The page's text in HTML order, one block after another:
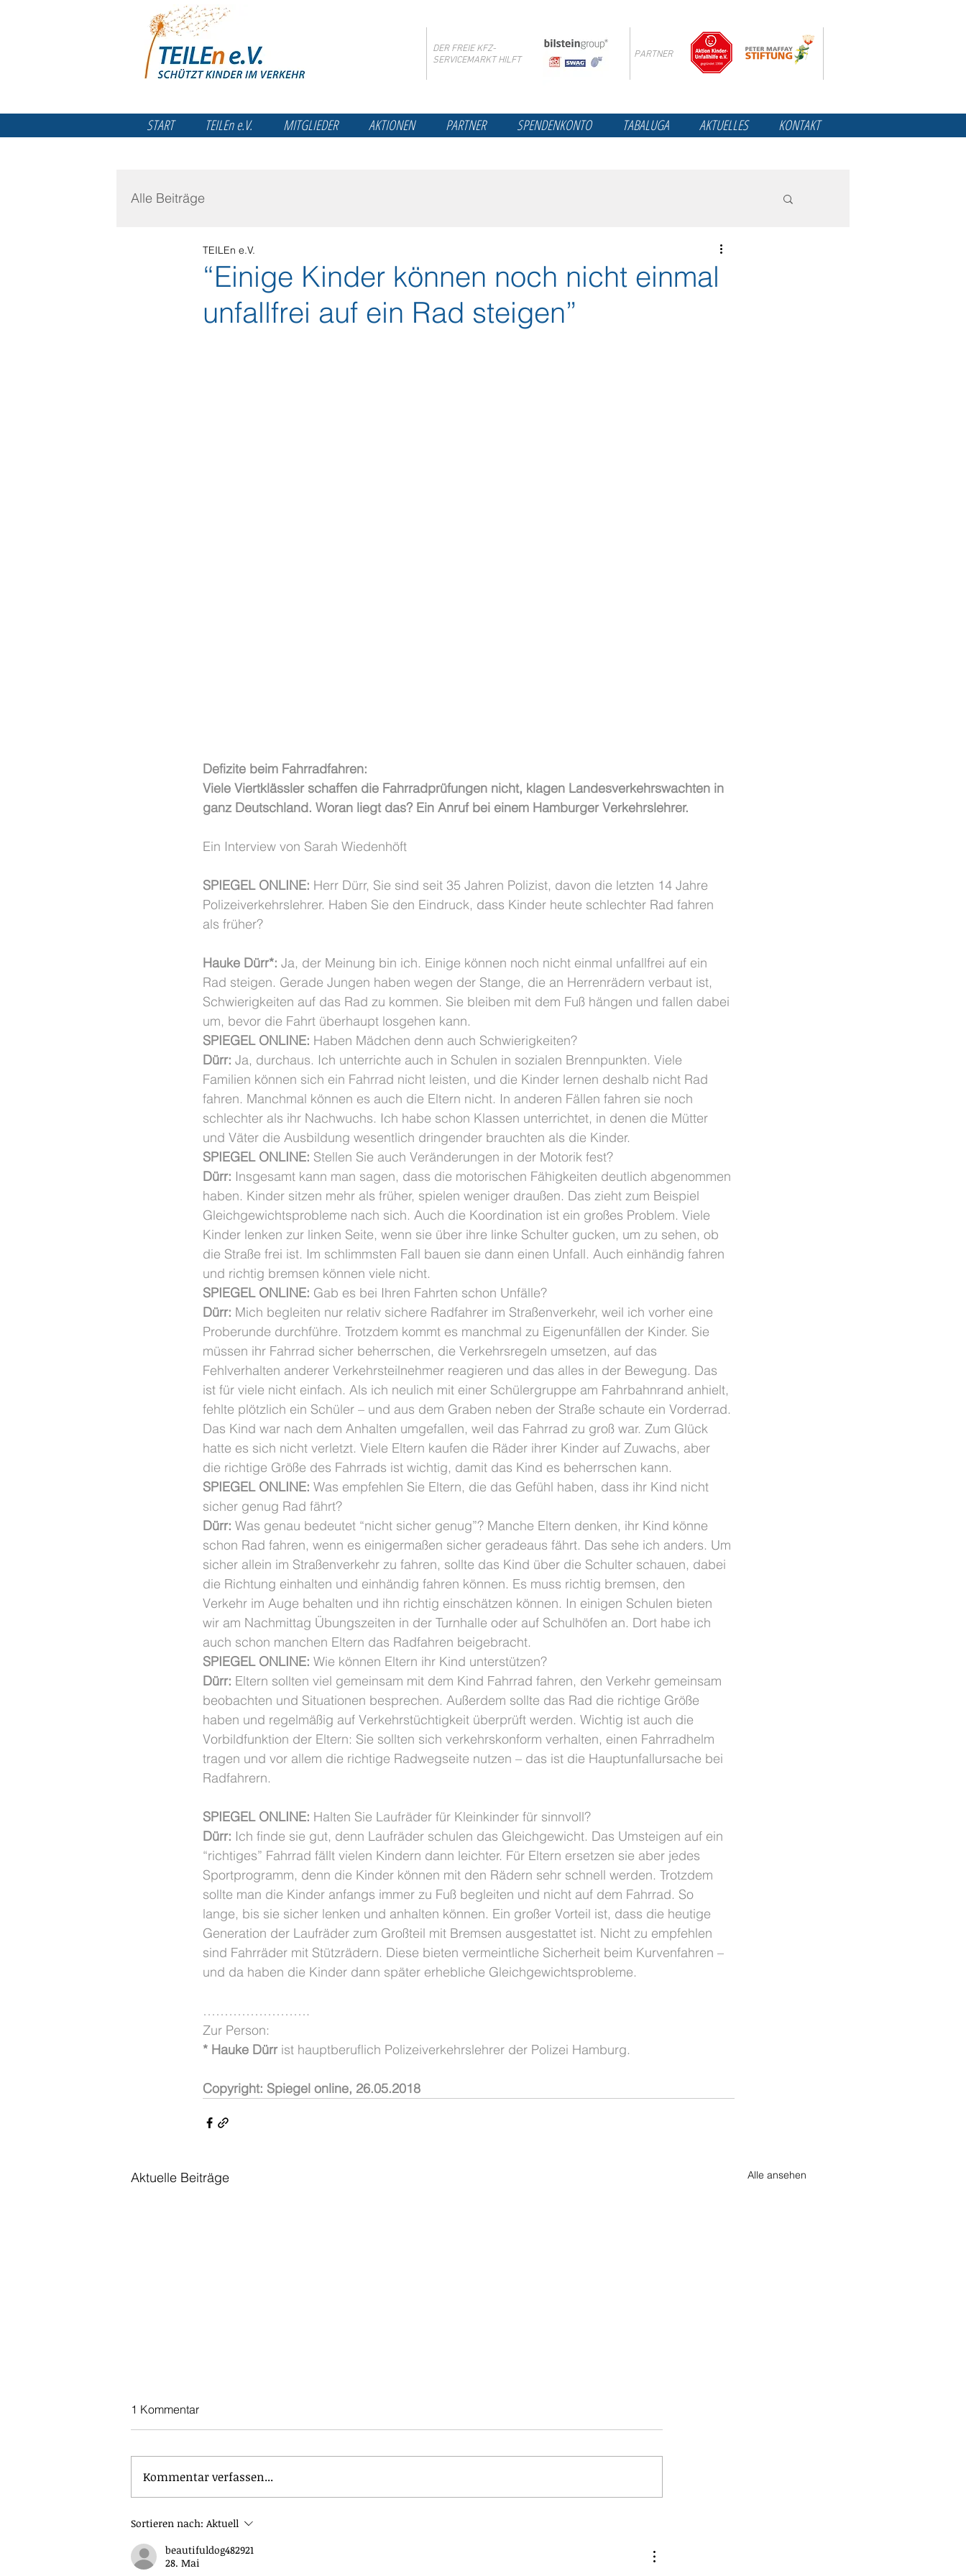
DER FREIE KFZ-
SERVICEMARKT HILFT
PARTNER
START TEILEn e.V. MITGLIEDER AKTIONEN PARTNER SPENDENKONTO TABALUGA AKTUELLES KONTAKT
Alle Beiträge
“Einige Kinder können noch nicht einmal
unfallfrei auf ein Rad steigen”
TEILEn e.V.
Defizite beim Fahrradfahren:
Viele Viertklässler schaffen die Fahrradprüfungen nicht, klagen Landesverkehrswachten in
ganz Deutschland. Woran liegt das? Ein Anruf bei einem Hamburger Verkehrslehrer.
Ein Interview von Sarah Wiedenhöft
SPIEGEL ONLINE: Herr Dürr, Sie sind seit 35 Jahren Polizist, davon die letzten 14 Jahre
Polizeiverkehrslehrer. Haben Sie den Eindruck, dass Kinder heute schlechter Rad fahren
als früher?
Hauke Dürr*: Ja, der Meinung bin ich. Einige können noch nicht einmal unfallfrei auf ein
Rad steigen. Gerade Jungen haben wegen der Stange, die an Herrenrädern verbaut ist,
Schwierigkeiten auf das Rad zu kommen. Sie bleiben mit dem Fuß hängen und fallen dabei
um, bevor die Fahrt überhaupt losgehen kann.
SPIEGEL ONLINE: Haben Mädchen denn auch Schwierigkeiten?
Dürr: Ja, durchaus. Ich unterrichte auch in Schulen in sozialen Brennpunkten. Viele
Familien können sich ein Fahrrad nicht leisten, und die Kinder lernen deshalb nicht Rad
fahren. Manchmal können es auch die Eltern nicht. In anderen Fällen fahren sie noch
schlechter als ihr Nachwuchs. Ich habe schon Klassen unterrichtet, in denen die Mütter
und Väter die Ausbildung wesentlich dringender brauchten als die Kinder.
SPIEGEL ONLINE: Stellen Sie auch Veränderungen in der Motorik fest?
Dürr: Insgesamt kann man sagen, dass die motorischen Fähigkeiten deutlich abgenommen
haben. Kinder sitzen mehr als früher, spielen weniger draußen. Das zieht zum Beispiel
Gleichgewichtsprobleme nach sich. Auch die Koordination ist ein großes Problem. Viele
Kinder lenken zur linken Seite, wenn sie über ihre linke Schulter gucken, um zu sehen, ob
die Straße frei ist. Im schlimmsten Fall bauen sie dann einen Unfall. Auch einhändig fahren
und richtig bremsen können viele nicht.
SPIEGEL ONLINE: Gab es bei Ihren Fahrten schon Unfälle?
Dürr: Mich begleiten nur relativ sichere Radfahrer im Straßenverkehr, weil ich vorher eine
Proberunde durchführe. Trotzdem kommt es manchmal zu Eigenunfällen der Kinder. Sie
müssen ihr Fahrrad sicher beherrschen, die Verkehrsregeln umsetzen, auf das
Fehlverhalten anderer Verkehrsteilnehmer reagieren und das alles in der Bewegung. Das
ist für viele nicht einfach. Als ich neulich mit einer Schülergruppe am Fahrbahnrand anhielt,
fehlte plötzlich ein Schüler – und aus dem Graben neben der Straße schaute ein Vorderrad.
Das Kind war nach dem Anhalten umgefallen, weil das Fahrrad zu groß war. Zum Glück
hatte es sich nicht verletzt. Viele Eltern kaufen die Räder ihrer Kinder auf Zuwachs, aber
die richtige Größe des Fahrrads ist wichtig, damit das Kind es beherrschen kann.
SPIEGEL ONLINE: Was empfehlen Sie Eltern, die das Gefühl haben, dass ihr Kind nicht
sicher genug Rad fährt?
Dürr: Was genau bedeutet “nicht sicher genug”? Manche Eltern denken, ihr Kind könne
schon Rad fahren, wenn es einigermaßen sicher geradeaus fährt. Das sehe ich anders. Um
sicher allein im Straßenverkehr zu fahren, sollte das Kind über die Schulter schauen, dabei
die Richtung einhalten und einhändig fahren können. Es muss richtig bremsen, den
Verkehr im Auge behalten und ihn richtig einschätzen können. In einigen Schulen bieten
wir am Nachmittag Übungszeiten in der Turnhalle oder auf Schulhöfen an. Dort habe ich
auch schon manchen Eltern das Radfahren beigebracht.
SPIEGEL ONLINE: Wie können Eltern ihr Kind unterstützen?
Dürr: Eltern sollten viel gemeinsam mit dem Kind Fahrrad fahren, den Verkehr gemeinsam
beobachten und Situationen besprechen. Außerdem sollte das Rad die richtige Größe
haben und regelmäßig auf Verkehrstüchtigkeit überprüft werden. Wichtig ist auch die
Vorbildfunktion der Eltern: Sie sollten sich verkehrskonform verhalten, einen Fahrradhelm
tragen und vor allem die richtige Radwegseite nutzen – das ist die Hauptunfallursache bei
Radfahrern.
SPIEGEL ONLINE: Halten Sie Laufräder für Kleinkinder für sinnvoll?
Dürr: Ich finde sie gut, denn Laufräder schulen das Gleichgewicht. Das Umsteigen auf ein
“richtiges” Fahrrad fällt vielen Kindern dann leichter. Für Eltern ersetzen sie aber jedes
Sportprogramm, denn die Kinder können mit den Rädern sehr schnell werden. Trotzdem
sollte man die Kinder anfangs immer zu Fuß begleiten und nicht auf dem Fahrrad. So
lange, bis sie sicher lenken und anhalten können. Ein großer Vorteil ist, dass die heutige
Generation der Laufräder zum Großteil mit Bremsen ausgestattet ist. Nicht zu empfehlen
sind Fahrräder mit Stützrädern. Diese bieten vermeintliche Sicherheit beim Kurvenfahren –
und da haben die Kinder dann später erhebliche Gleichgewichtsprobleme.
…………………….
Zur Person:
* Hauke Dürr ist hauptberuflich Polizeiverkehrslehrer der Polizei Hamburg.
Copyright: Spiegel online, 26.05.2018
Aktuelle Beiträge Alle ansehen
Zukünftig mit Dreirad und
1 Kommentar
Kommentar verfassen...
Sortieren nach: Aktuell
beautifuldog482921
28. Mai